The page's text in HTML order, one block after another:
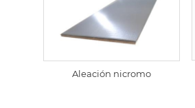
Aleación nicromo